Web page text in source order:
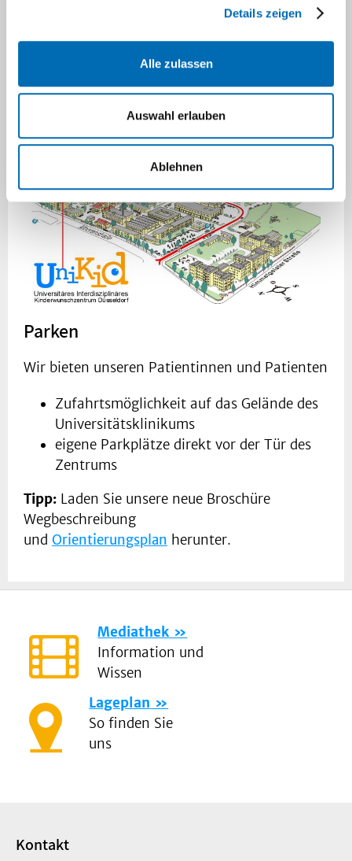
Details zeigen
Alle zulassen
Auswahl erlauben
Ablehnen
Universitätsklinikum
Parken
Wir bieten unseren Patientinnen und Patienten
Zufahrtsmöglichkeit auf das Gelände des
Universitätsklinikums
eigene Parkplätze direkt vor der Tür des
Zentrums
Tipp: Laden Sie unsere neue Broschüre
Wegbeschreibung
und Orientierungsplan herunter.
Mediathek
Information und
Wissen
Lageplan
So finden Sie
uns
Kontakt